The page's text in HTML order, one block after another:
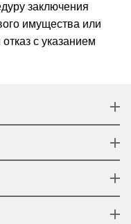
заключения
имущества или
с указанием